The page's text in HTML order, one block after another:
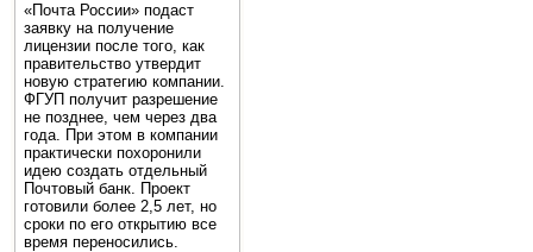
«Почта России» подаст
заявку на получение
лицензии после того, как
правительство утвердит
новую стратегию компании.
ФГУП получит разрешение
не позднее, чем через два
года. При этом в компании
практически похоронили
идею создать отдельный
Почтовый банк. Проект
готовили более 2,5 лет, но
сроки по его открытию все
время переносились.